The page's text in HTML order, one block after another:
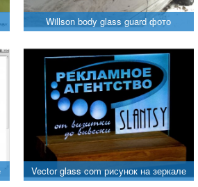
Willson body glass guard фото
Vector glass com рисунок на зеркале